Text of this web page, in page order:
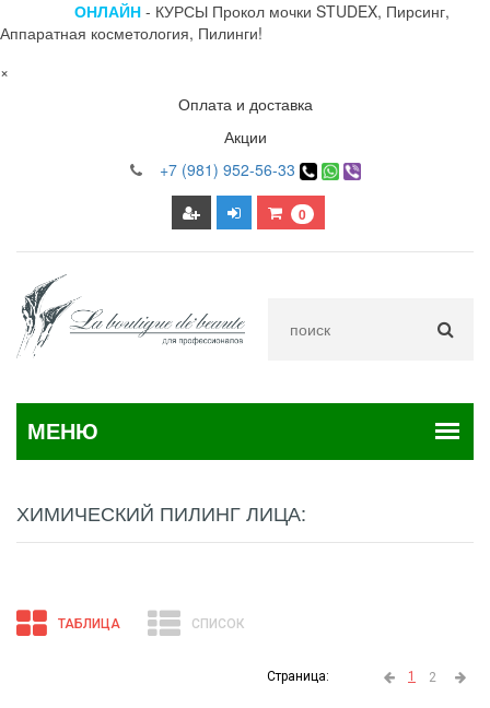
ОНЛАЙН - КУРСЫ Прокол мочки STUDEX, Пирсинг,
Аппаратная косметология, Пилинги!
×
Оплата и доставка
Акции
+7 (981) 952-56-33
0
ХИМИЧЕСКИЙ ПИЛИНГ ЛИЦА:
ТАБЛИЦА СПИСОК
Страница: 1 2